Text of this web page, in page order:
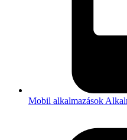
Mobil alkalmazások